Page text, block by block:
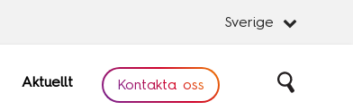
Sverige
Aktuellt Kontakta oss